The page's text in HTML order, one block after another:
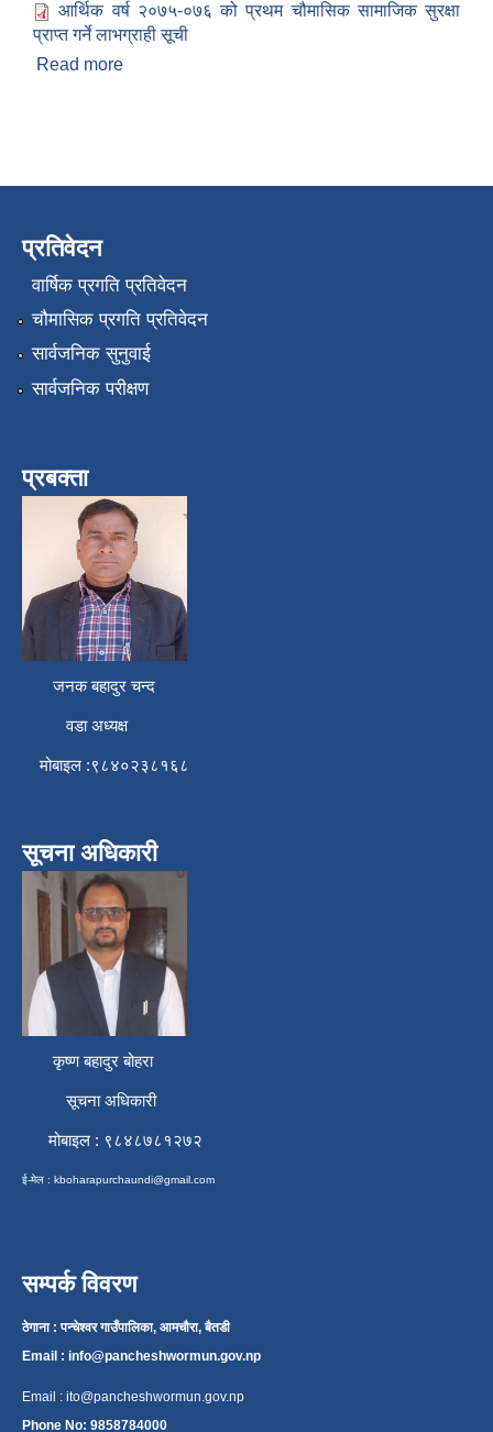
आर्थिक वर्ष २०७५-०७६ को प्रथम चौमासिक सामाजिक सुरक्षा
प्राप्त गर्ने लाभग्राही सूची
Read more
प्रतिवेदन
वार्षिक प्रगति प्रतिवेदन
चौमासिक प्रगति प्रतिवेदन
सार्वजनिक सुनुवाई
सार्वजनिक परीक्षण
प्रबक्ता
जनक बहादुर चन्द
वडा अध्यक्ष
मोबाइल :९८४०२३८१६८
सूचना अधिकारी
कृष्ण बहादुर बोहरा
सूचना अधिकारी
मोबाइल : ९८४८७८१२७२
ई-मेल : kboharapurchaundi@gmail.com
सम्पर्क विवरण
ठेगाना : पन्चेश्वर गाउँपालिका, आमचौरा, बैतडी
Email : info@pancheshwormun.gov.np
Email : ito@pancheshwormun.gov.np
Phone No: 9858784000